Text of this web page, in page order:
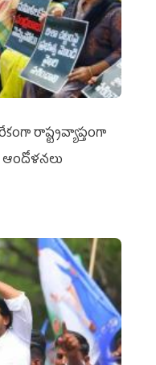
రాష్ట్రవ్యాప్తంగా